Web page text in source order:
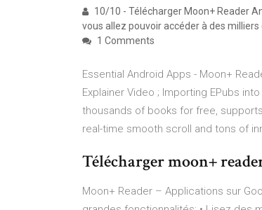
10/10 - Télécharger Moon+ Reader
vous allez pouvoir accéder à des milliers
1 Comments
Essential Android Apps - Moon+
Explainer Video ; Importing EPubs
thousands of books for free,
real-time smooth scroll and tons of
Télécharger moon+
Moon+ Reader – Applications sur